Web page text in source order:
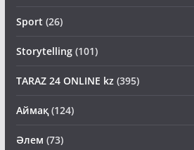
Sport (26)
Storytelling(101)
TARAZ 24 ONLINE kz(395)
Аймақ(124)
Әлем (73)